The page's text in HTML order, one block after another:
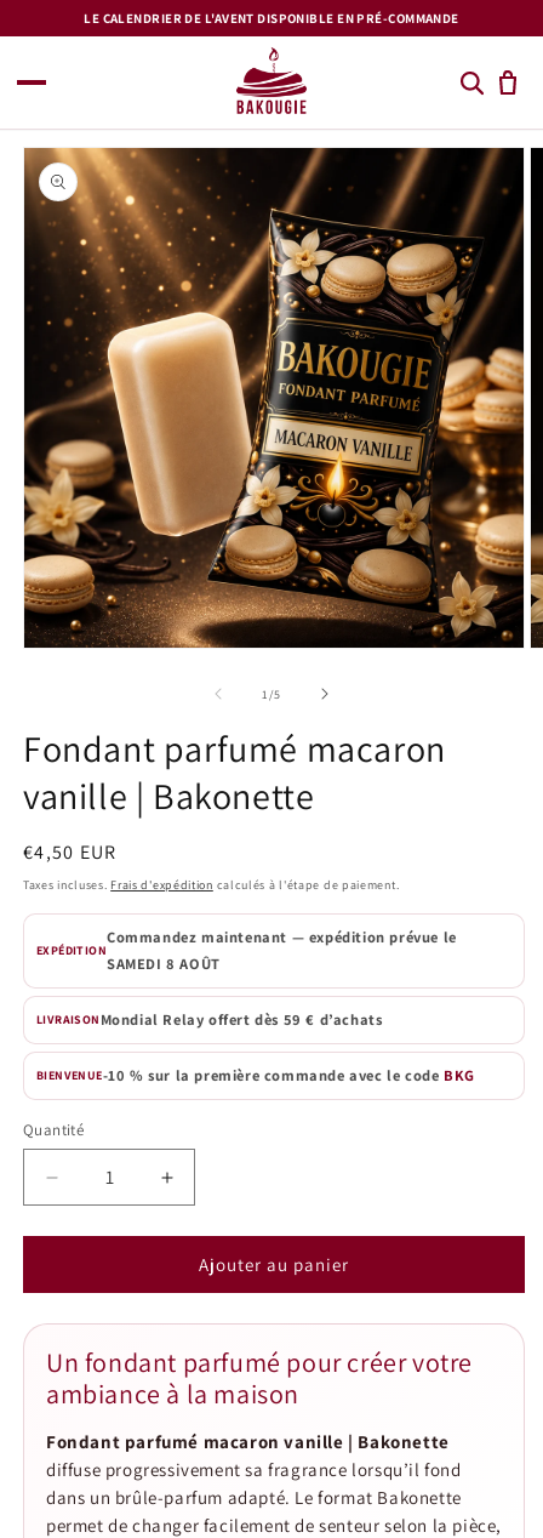
passerLE CALENDRIER DE L'AVENT DISPONIBLE EN PRÉ-COMMANDE
Passer aux
informations
produits
une
fenêtre
1 /de
5
Fondant parfumé macaron
vanille | Bakonette
Prix
habituel
€4,50 EUR
Taxes incluses. Frais d'expédition calculés à l'étape de paiement.
EXPÉDITION
Commandez maintenant — expédition prévue le
SAMEDI 8 AOÛT
LIVRAISON Mondial Relay offert dès 59 € d’achats
BIENVENUE-10 % sur la première commande avec le code BKG
Quantité
Quantité
Réduire
la
quantité
Fondant
vanille
|
Augmenter
la
quantité
Fondant
vanille
|
Ajouter au panier
Un fondant parfumé pour créer votre
ambiance à la maison
Fondant parfumé macaron vanille | Bakonette
diffuse progressivement sa fragrance lorsqu’il fond
dans un brûle-parfum adapté. Le format Bakonette
permet de changer facilement de senteur selon la pièce,